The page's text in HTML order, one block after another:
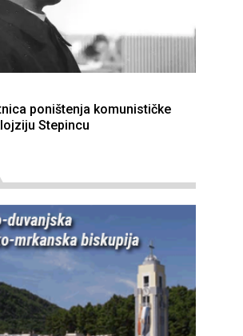
poništenja komunističke
Stepincu